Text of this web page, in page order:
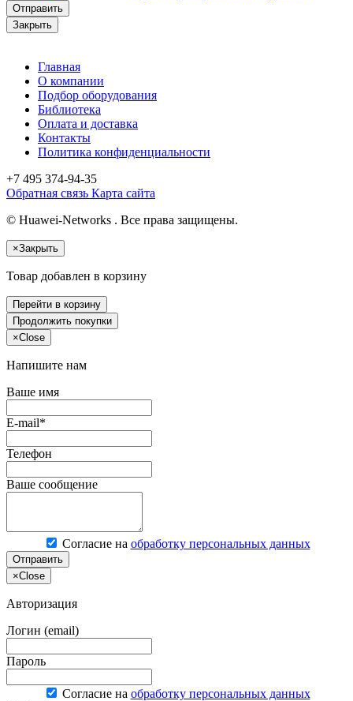
Отправить
Закрыть
Главная
О компании
Подбор оборудования
Библиотека
Оплата и доставка
Контакты
Политика конфиденциальности
+7 495 374-94-35
Обратная связь Карта сайта
© Huawei-Networks . Все права защищены.
×Закрыть
Товар добавлен в корзину
Перейти в корзину
Продолжить покупки
×Close
Напишите нам
Ваше имя
E-mail*
Телефон
Ваше сообщение
Согласие на обработку персональных данных
Отправить
×Close
Авторизация
Логин (email)
Пароль
Согласие на обработку персональных данных